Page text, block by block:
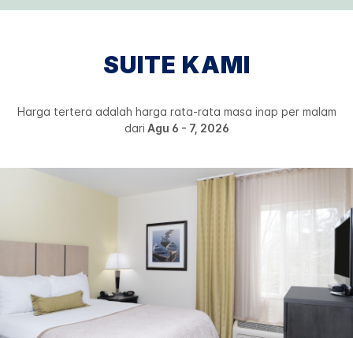
SUITE KAMI
Harga tertera adalah harga rata-rata masa inap per malam
dari Agu 6 - 7, 2026